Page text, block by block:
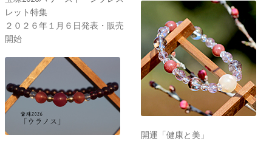
レット特集
２０２６年１月６日発表・販売
開始
開運「健康と美」